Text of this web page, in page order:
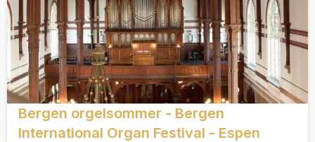
Bergen orgelsommer - Bergen
International Organ Festival - Espen